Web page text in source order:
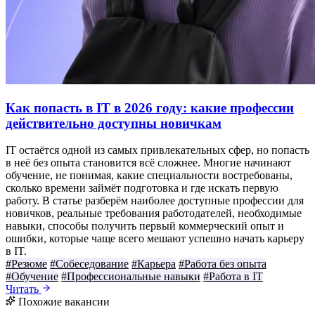
Как попасть в IT в 2026 году: какие профессии
действительно доступны новичкам
IT остаётся одной из самых привлекательных сфер, но попасть
в неё без опыта становится всё сложнее. Многие начинают
обучение, не понимая, какие специальности востребованы,
сколько времени займёт подготовка и где искать первую
работу. В статье разберём наиболее доступные профессии для
новичков, реальные требования работодателей, необходимые
навыки, способы получить первый коммерческий опыт и
ошибки, которые чаще всего мешают успешно начать карьеру
в IT.
#Резюме #Собеседование #Карьера #Работа без опыта
#Обучение #Профессиональные навыки #Работа в IT
Читать
Похожие вакансии